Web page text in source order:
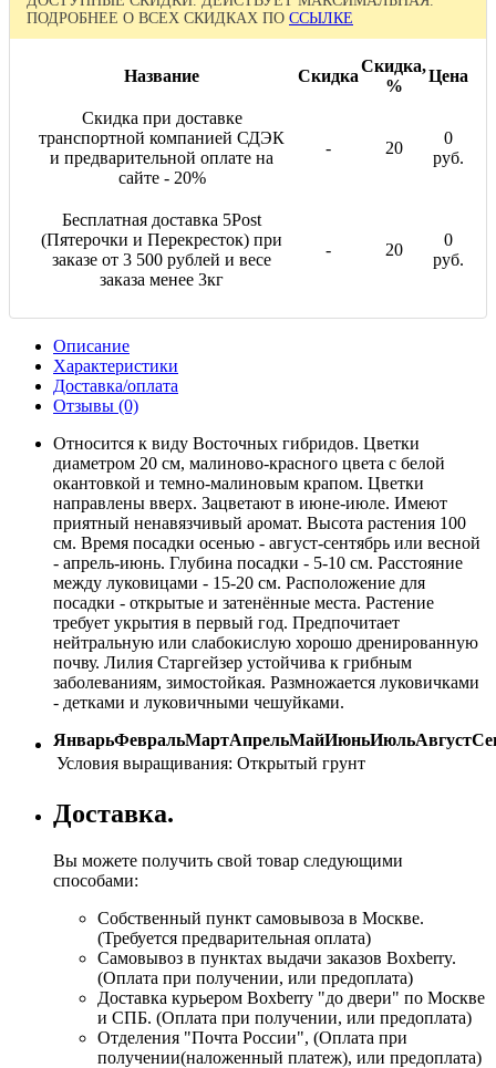
ПОДРОБНЕЕ О ВСЕХ СКИДКАХ ПО ССЫЛКЕ
Название Скидка
Скидка,
%
Цена
Скидка при доставке
транспортной компанией СДЭК
и предварительной оплате на
сайте - 20%
- 20
0
руб.
Бесплатная доставка 5Post
(Пятерочки и Перекресток) при
заказе от 3 500 рублей и весе
заказа менее 3кг
- 20
0
руб.
Описание
Характеристики
Доставка/оплата
Отзывы (0)
Относится к виду Восточных гибридов. Цветки
диаметром 20 см, малиново-красного цвета с белой
окантовкой и темно-малиновым крапом. Цветки
направлены вверх. Зацветают в июне-июле. Имеют
приятный ненавязчивый аромат. Высота растения 100
см. Время посадки осенью - август-сентябрь или весной
- апрель-июнь. Глубина посадки - 5-10 см. Расстояние
между луковицами - 15-20 см. Расположение для
посадки - открытые и затенённые места. Растение
требует укрытия в первый год. Предпочитает
нейтральную или слабокислую хорошо дренированную
почву. Лилия Старгейзер устойчива к грибным
заболеваниям, зимостойкая. Размножается луковичками
- детками и луковичными чешуйками.
ЯнварьФевральМартАпрельМайИюньИюльАвгуст
Условия выращивания: Открытый грунт
Доставка.
Вы можете получить свой товар следующими
способами:
Собственный пункт самовывоза в Москве.
(Требуется предварительная оплата)
Самовывоз в пунктах выдачи заказов Boxberry.
(Оплата при получении, или предоплата)
Доставка курьером Boxberry "до двери" по Москве
и СПБ. (Оплата при получении, или предоплата)
Отделения "Почта России", (Оплата при
получении(наложенный платеж), или предоплата)